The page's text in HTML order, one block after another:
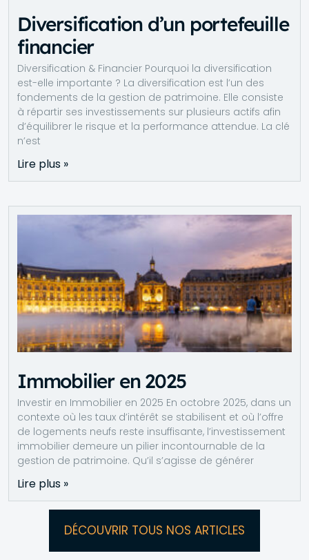
Diversification d’un portefeuille
financier
Diversification & Financier Pourquoi la diversification
est-elle importante ? La diversification est l’un des
fondements de la gestion de patrimoine. Elle consiste
à répartir ses investissements sur plusieurs actifs afin
d’équilibrer le risque et la performance attendue. La clé
n’est
Lire plus »
Immobilier en 2025
Investir en Immobilier en 2025 En octobre 2025, dans un
contexte où les taux d’intérêt se stabilisent et où l’offre
de logements neufs reste insuffisante, l’investissement
immobilier demeure un pilier incontournable de la
gestion de patrimoine. Qu’il s’agisse de générer
Lire plus »
DÉCOUVRIR TOUS NOS ARTICLES